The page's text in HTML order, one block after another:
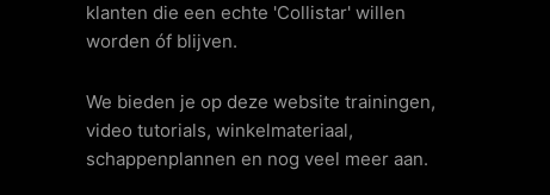
klanten die een echte 'Collistar' willen
worden óf blijven.
We bieden je op deze website trainingen,
video tutorials, winkelmateriaal,
schappenplannen en nog veel meer aan.